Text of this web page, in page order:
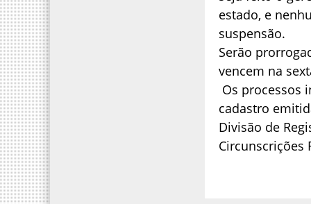
estado, e
suspensão.
Serão
vencem na
Os processos
cadastro
Divisão de
Circunscrições